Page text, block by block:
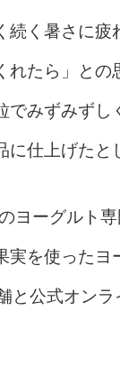
続く暑さに
れたら」と
でみずみず
に仕上げたと
ヨーグルト
実を使った
と公式オン